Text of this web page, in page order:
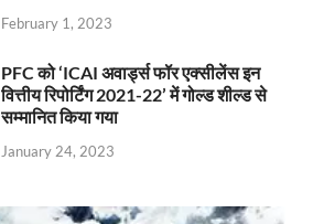
February 1, 2023
PFC को ‘ICAI अवार्ड्स फॉर एक्सीलेंस इन
वित्तीय रिपोर्टिंग 2021-22’ में गोल्ड शील्ड से
सम्मानित किया गया
January 24, 2023